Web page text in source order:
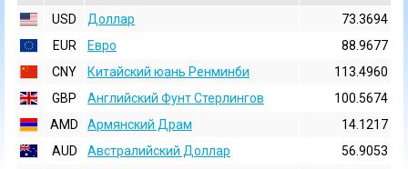
USD
Доллар
73.3694
EUR
Евро
88.9677
CNY
Китайский юань Ренминби
113.4960
GBP
Английский Фунт Стерлингов
100.5674
AMD
Армянский Драм
14.1217
AUD
Австралийский Доллар
56.9053